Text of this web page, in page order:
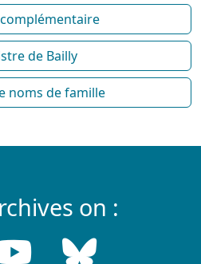
de Bailly
noms de famille
on :